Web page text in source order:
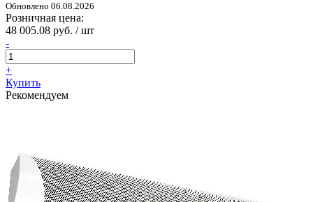
Обновлено 06.08.2026
Розничная цена:
48 005.08 руб. / шт
-
+
Купить
Рекомендуем